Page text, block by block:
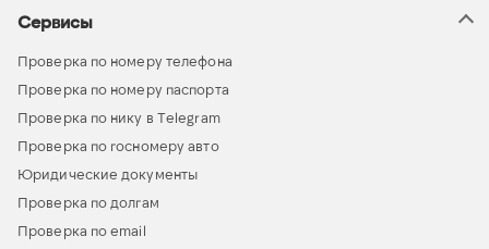
Сервисы
Проверка по номеру телефона
Проверка по номеру паспорта
Проверка по нику в Telegram
Проверка по госномеру авто
Юридические документы
Проверка по долгам
Проверка по email